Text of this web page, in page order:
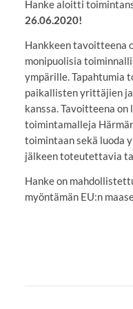
Hanke aloitti
26.06.2020!
Hankkeen tavoitteena
monipuolisia
ympärille. Tapahtumia
paikallisten yrittäjien
kanssa. Tavoitteena
toimintamalleja
toimintaan sekä luoda
jälkeen toteutettavia
Hanke on
myöntämän EU:n